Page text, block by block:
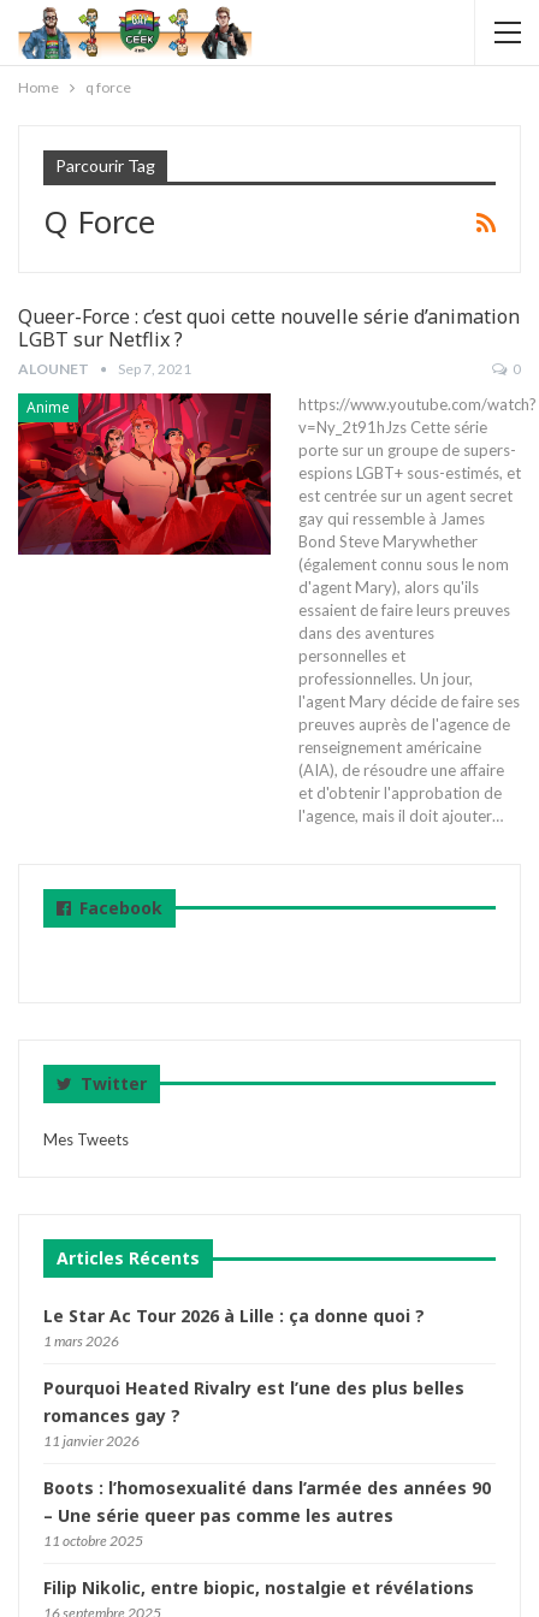
Home q force
Parcourir Tag
Q Force
Queer-Force : c’est quoi cette nouvelle série d’animation
LGBT sur Netflix ?
ALOUNET Sep 7, 2021 0
Anime
https://www.youtube.com/watch?
v=Ny_2t91hJzs Cette série
porte sur un groupe de supers-
espions LGBT+ sous-estimés, et
est centrée sur un agent secret
gay qui ressemble à James
Bond Steve Marywhether
(également connu sous le nom
d'agent Mary), alors qu'ils
essaient de faire leurs preuves
dans des aventures
personnelles et
professionnelles. Un jour,
l'agent Mary décide de faire ses
preuves auprès de l'agence de
renseignement américaine
(AIA), de résoudre une affaire
et d'obtenir l'approbation de
l'agence, mais il doit ajouter…
Facebook
Twitter
Mes Tweets
Articles Récents
Le Star Ac Tour 2026 à Lille : ça donne quoi ?
1 mars 2026
Pourquoi Heated Rivalry est l’une des plus belles
romances gay ?
11 janvier 2026
Boots : l’homosexualité dans l’armée des années 90
– Une série queer pas comme les autres
11 octobre 2025
Filip Nikolic, entre biopic, nostalgie et révélations
16 septembre 2025